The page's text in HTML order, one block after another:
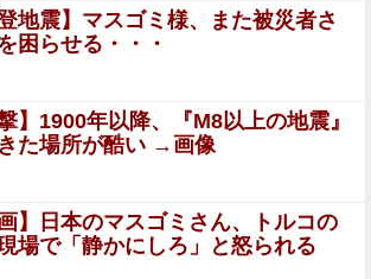
ーの美人王女(28)、お●ぱい丸出しサッ
ールームで健闘を称えるｗｗｗｗｗｗ
想：派閥のボスが島流しでキャリアプ
ル、ヤバすぎて大炎上…「大阪の洗礼
丸出し状態で、ク○ニされてる美女
登地震】マスゴミ様、また被災者さ
困らせる・・・
撃】1900年以降、『M8以上の地震』
た場所が酷い →画像
画】日本のマスゴミさん、トルコの
場で「静かにしろ」と怒られる